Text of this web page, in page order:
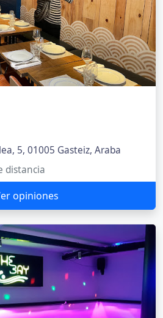
5, 01005 Gasteiz, Araba
distancia
opiniones